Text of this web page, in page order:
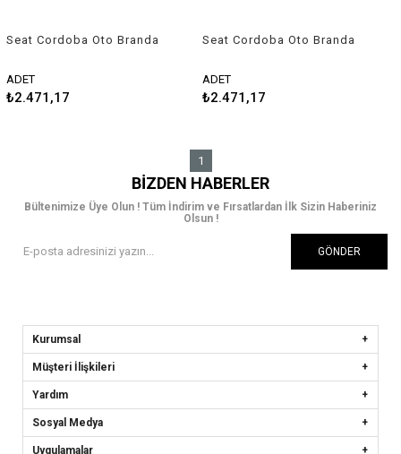
Seat Cordoba Oto Branda
ADET
₺2.471,17
Seat Cordoba Oto Branda
ADET
₺2.471,17
1
BIZDEN HABERLER
Bültenimize Üye Olun ! Tüm İndirim ve Fırsatlardan İlk Sizin Haberiniz
Olsun !
GÖNDER
Kurumsal
Müşteri İlişkileri
Yardım
Sosyal Medya
Uygulamalar